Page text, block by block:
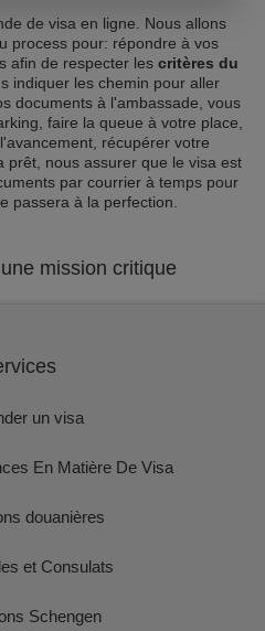
de visa en ligne. Nous allons
process pour: répondre à vos
afin de respecter les critères du
indiquer les chemin pour aller
documents à l'ambassade, vous
faire la queue à votre place,
récupérer votre
prêt, nous assurer que le visa est
par courrier à temps pour
passera à la perfection.
mission critique
un visa
En Matière De Visa
douanières
et Consulats
Schengen